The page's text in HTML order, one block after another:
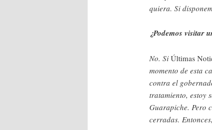
quiera. Si
¿Podemos visitar
No. Si Últimas
momento de esta
contra el
tratamiento, estoy
Guarapiche. Pero
cerradas.